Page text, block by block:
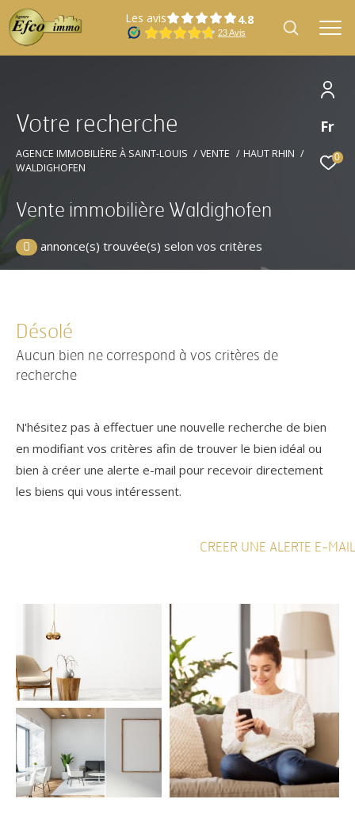
Fr
0
Les avis
Votre recherche
AGENCE IMMOBILIÈRE À SAINT-LOUIS VENTE
HAUT RHIN
WALDIGHOFEN
Vente immobilière Waldighofen
0 annonce(s) trouvée(s) selon vos critères
Désolé
Aucun bien ne correspond à vos critères de
recherche
N'hésitez pas à effectuer une nouvelle recherche de bien
en modifiant vos critères afin de trouver le bien idéal ou
bien à créer une alerte e-mail pour recevoir directement
les biens qui vous intéressent.
CREER UNE ALERTE E-
Effectuer une recherche
et trouver le bien qui correspond à vos
critères
Type
Vente
Localisation
Localisation
AFFINER LES CRITÈRES
TERRASSE PARKING PISCINE
FILTRER PAR
COUPS DE COEUR EXCLUSIVITÉS